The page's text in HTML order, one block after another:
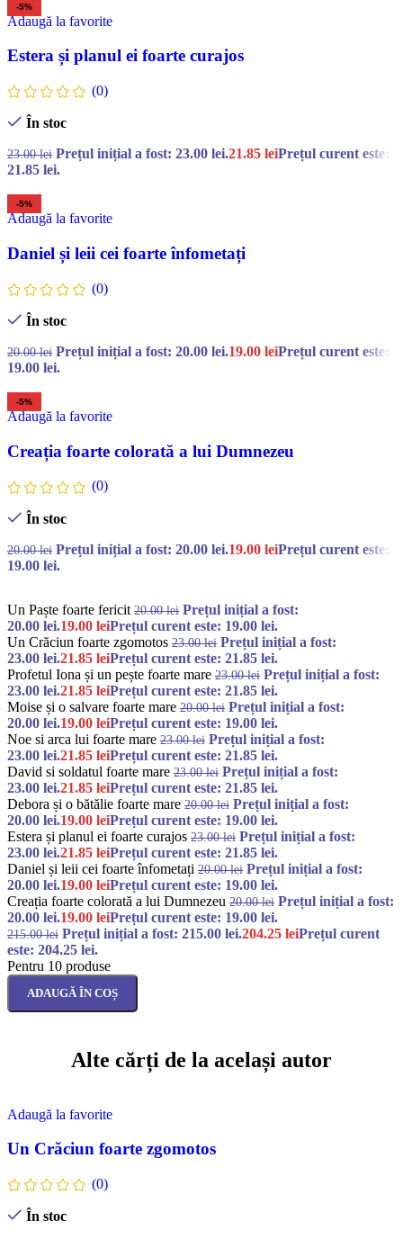
-5%
Adaugă la favorite
Estera și planul ei foarte curajos
(0)
În stoc
23.00lei Prețul inițial a fost: 23.00 lei.21.85 leiPrețul curent este:
21.85 lei.
-5%
Adaugă la favorite
Daniel și leii cei foarte înfometați
(0)
În stoc
20.00lei Prețul inițial a fost: 20.00 lei.19.00 leiPrețul curent este:
19.00 lei.
-5%
Adaugă la favorite
Creația foarte colorată a lui Dumnezeu
(0)
În stoc
20.00lei Prețul inițial a fost: 20.00 lei.19.00 leiPrețul curent este:
19.00 lei.
Un Paște foarte fericit 20.00lei Prețul inițial a fost:
20.00 lei.19.00 leiPrețul curent este: 19.00 lei.
Un Crăciun foarte zgomotos 23.00lei Prețul inițial a fost:
23.00 lei.21.85 leiPrețul curent este: 21.85 lei.
Profetul Iona și un pește foarte mare 23.00lei Prețul inițial a fost:
23.00 lei.21.85 leiPrețul curent este: 21.85 lei.
Moise și o salvare foarte mare 20.00lei Prețul inițial a fost:
20.00 lei.19.00 leiPrețul curent este: 19.00 lei.
Noe si arca lui foarte mare 23.00lei Prețul inițial a fost:
23.00 lei.21.85 leiPrețul curent este: 21.85 lei.
David si soldatul foarte mare 23.00lei Prețul inițial a fost:
23.00 lei.21.85 leiPrețul curent este: 21.85 lei.
Debora și o bătălie foarte mare 20.00lei Prețul inițial a fost:
20.00 lei.19.00 leiPrețul curent este: 19.00 lei.
Estera și planul ei foarte curajos 23.00lei Prețul inițial a fost:
23.00 lei.21.85 leiPrețul curent este: 21.85 lei.
Daniel și leii cei foarte înfometați 20.00lei Prețul inițial a fost:
20.00 lei.19.00 leiPrețul curent este: 19.00 lei.
Creația foarte colorată a lui Dumnezeu 20.00lei Prețul inițial a fost:
20.00 lei.19.00 leiPrețul curent este: 19.00 lei.
215.00lei Prețul inițial a fost: 215.00 lei.204.25 leiPrețul curent
este: 204.25 lei.
Pentru 10 produse
ADAUGĂ ÎN COȘ
Alte cărți de la același autor
Adaugă la favorite
Un Crăciun foarte zgomotos
(0)
În stoc